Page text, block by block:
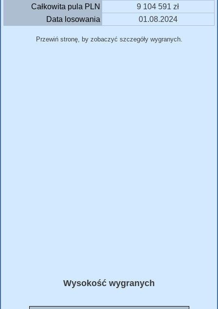
Całkowita pula PLN
9 104 591 zł
Data losowania
01.08.2024
Przewiń stronę, by zobaczyć szczegóły wygranych.
Wysokość wygranych